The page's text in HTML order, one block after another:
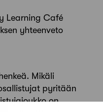
Learning Café
yhteenveto
Mikäli
pyritään
on